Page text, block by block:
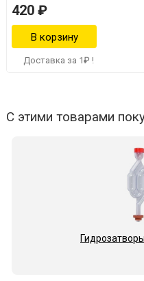
420 ₽
Доставка за 1₽ !
С этими товарами